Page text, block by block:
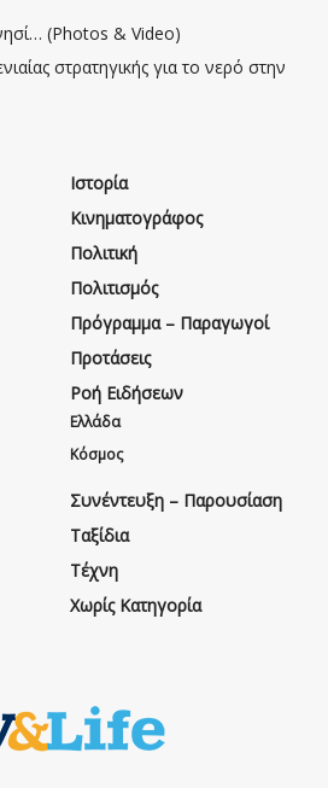
(Photos & Video)
στρατηγικής για το νερό στην
Ιστορία
Κινηματογράφος
Πολιτική
Πολιτισμός
Πρόγραμμα – Παραγωγοί
Προτάσεις
Ροή Ειδήσεων
Ελλάδα
Κόσμος
Συνέντευξη – Παρουσίαση
Ταξίδια
Τέχνη
Χωρίς Κατηγορία